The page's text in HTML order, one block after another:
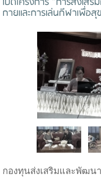
กายและการเล่นกีฬาเพื่อ
กองทุนส่งเสริมและพัฒ